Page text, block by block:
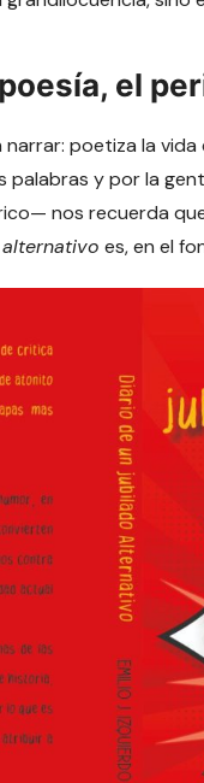
el
narrar: poetiza la
y por la
nos recuerda
es, en el